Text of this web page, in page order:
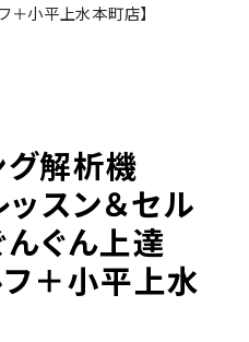
＋小平上水本町店】
グ解析機
ッスン＆セル
んぐん上達
フ＋小平上水